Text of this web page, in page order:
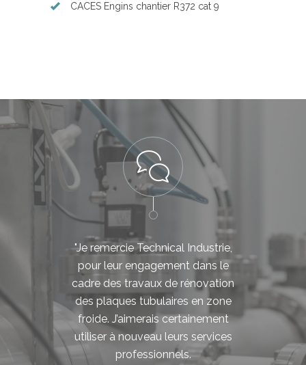
CACES Engins chantier R372 cat 9
"Je remercie Technical Industrie,
pour leur engagement dans le
cadre des travaux de rénovation
des plaques tubulaires en zone
froide. J’aimerais certainement
utiliser à nouveau leurs services
professionnels.